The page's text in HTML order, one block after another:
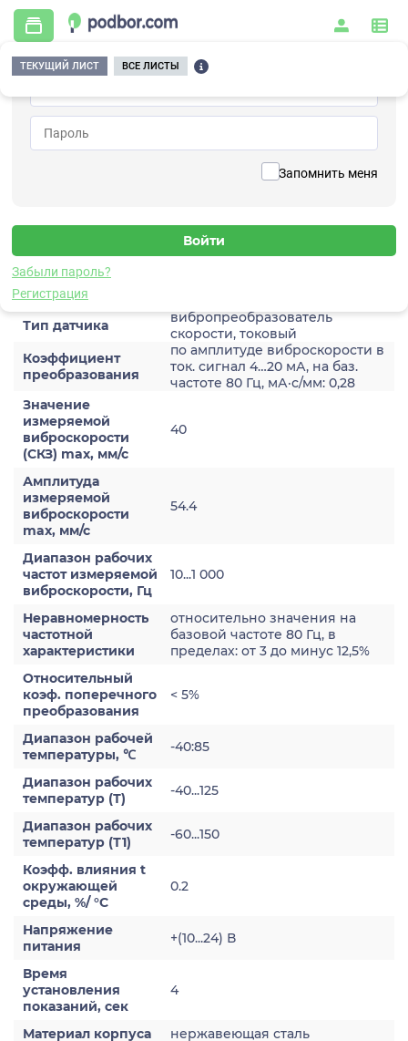
Запомнить меня
Забыли пароль?
Регистрация
ТЕКУЩИЙ ЛИСТ ВСЕ ЛИСТЫ
Главная / Контрольно-измерительные приборы и автоматика / Датчики /
Виброскорости / 2A201TH-40(T1)
Датчик виброскороости
Характеристики
Тип датчика
вибропреобразователь
скорости, токовый
Коэффициент
преобразования
по амплитуде виброскорости в
ток. сигнал 4…20 мА, на баз.
частоте 80 Гц, мА·с/мм: 0,28
Значение
измеряемой
виброскорости
(СКЗ) max, мм/с
40
Амплитуда
измеряемой
виброскорости
max, мм/с
54.4
Диапазон рабочих
частот измеряемой
виброскорости, Гц
10...1 000
Неравномерность
частотной
характеристики
относительно значения на
базовой частоте 80 Гц, в
пределах: от 3 до минус 12,5%
Относительный
коэф. поперечного
преобразования
< 5%
Диапазон рабочей
температуры, ℃
-40:85
Диапазон рабочих
температур (Т)
-40...125
Диапазон рабочих
температур (Т1)
-60...150
Коэфф. влияния t
окружающей
среды, %/ °С
0.2
Напряжение
питания
+(10...24) В
Время
установления
показаний, сек
4
Материал корпуса
нержавеющая сталь